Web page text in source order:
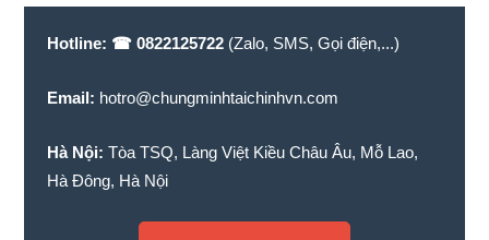
Hotline: ☎ 0822125722 (Zalo, SMS, Gọi điện,...)
Email: hotro@chungminhtaichinhvn.com
Hà Nội: Tòa TSQ, Làng Việt Kiều Châu Âu, Mỗ Lao,
Hà Đông, Hà Nội